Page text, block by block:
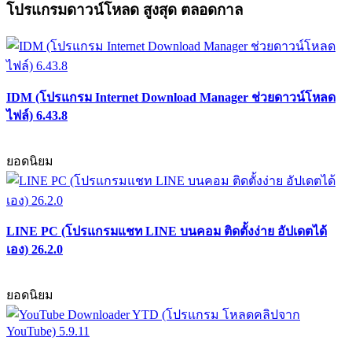
โปรแกรมดาวน์โหลด สูงสุด ตลอดกาล
IDM (โปรแกรม Internet Download Manager ช่วยดาวน์โหลด
ไฟล์) 6.43.8
ยอดนิยม
LINE PC (โปรแกรมแชท LINE บนคอม ติดตั้งง่าย อัปเดตได้
เอง) 26.2.0
ยอดนิยม